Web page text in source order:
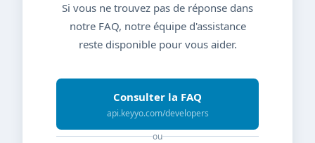
Si vous ne trouvez pas de réponse dans
notre FAQ, notre équipe d'assistance
reste disponible pour vous aider.
Consulter la FAQ
api.keyyo.com/developers
ou